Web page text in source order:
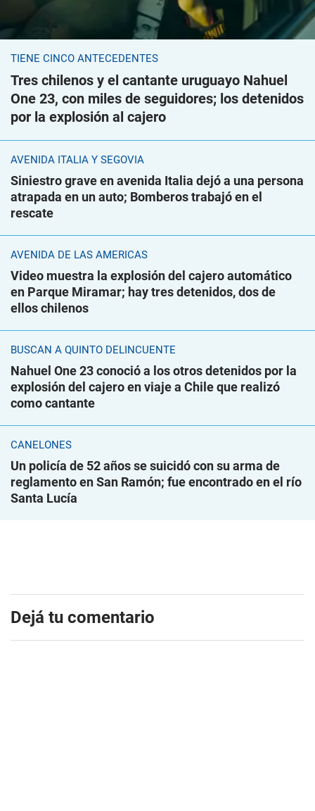
TIENE CINCO ANTECEDENTES
Tres chilenos y el cantante uruguayo Nahuel
One 23, con miles de seguidores; los detenidos
por la explosión al cajero
AVENIDA ITALIA Y SEGOVIA
Siniestro grave en avenida Italia dejó a una persona
atrapada en un auto; Bomberos trabajó en el
rescate
AVENIDA DE LAS AMÉRICAS
Video muestra la explosión del cajero automático
en Parque Miramar; hay tres detenidos, dos de
ellos chilenos
BUSCAN A QUINTO DELINCUENTE
Nahuel One 23 conoció a los otros detenidos por la
explosión del cajero en viaje a Chile que realizó
como cantante
CANELONES
Un policía de 52 años se suicidó con su arma de
reglamento en San Ramón; fue encontrado en el río
Santa Lucía
Dejá tu comentario